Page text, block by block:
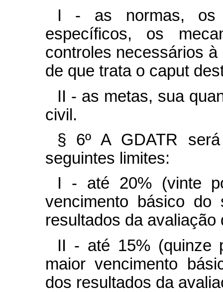
I - as normas, os
específicos, os
controles necessários
de que trata o caput
II - as metas, sua
civil.
§ 6º A GDATR
seguintes limites:
I - até 20% (vinte
vencimento básico do
resultados da
II - até 15% (quinze
maior vencimento
dos resultados da